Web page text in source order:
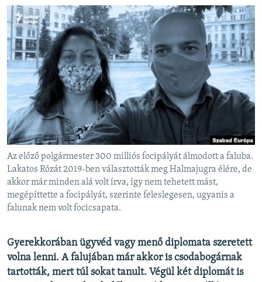
TÁRSADALOM
DEMOKRÁCIA
A PÉNZ NYOMÁBAN
EURÓPAI UNIÓ
VILÁG
KLÍMAVÁLTOZÁS
A MÚLT TANULSÁGAI
KÖVESSEN MINKET!
Az előző polgármester 300 milliós focipályát álmodott a faluba.
Lakatos Rózát 2019-ben választották meg Halmajugra élére, de
akkor már minden alá volt írva, így nem tehetett mást,
megépíttette a focipályát, szerinte feleslegesen, ugyanis a
falunak nem volt focicsapata.
Gyerekkorában ügyvéd vagy menő diplomata szeretett
volna lenni. A falujában már akkor is csodabogárnak
tartották, mert túl sokat tanult. Végül két diplomát is